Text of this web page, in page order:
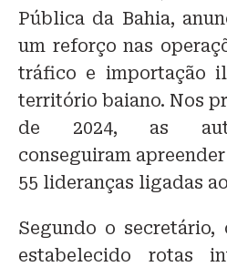
Pública da Bahia,
um reforço nas
tráfico e importação
território baiano. Nos
de 2024, as
conseguiram
55 lideranças ligadas
Segundo o secretário,
estabelecido rotas